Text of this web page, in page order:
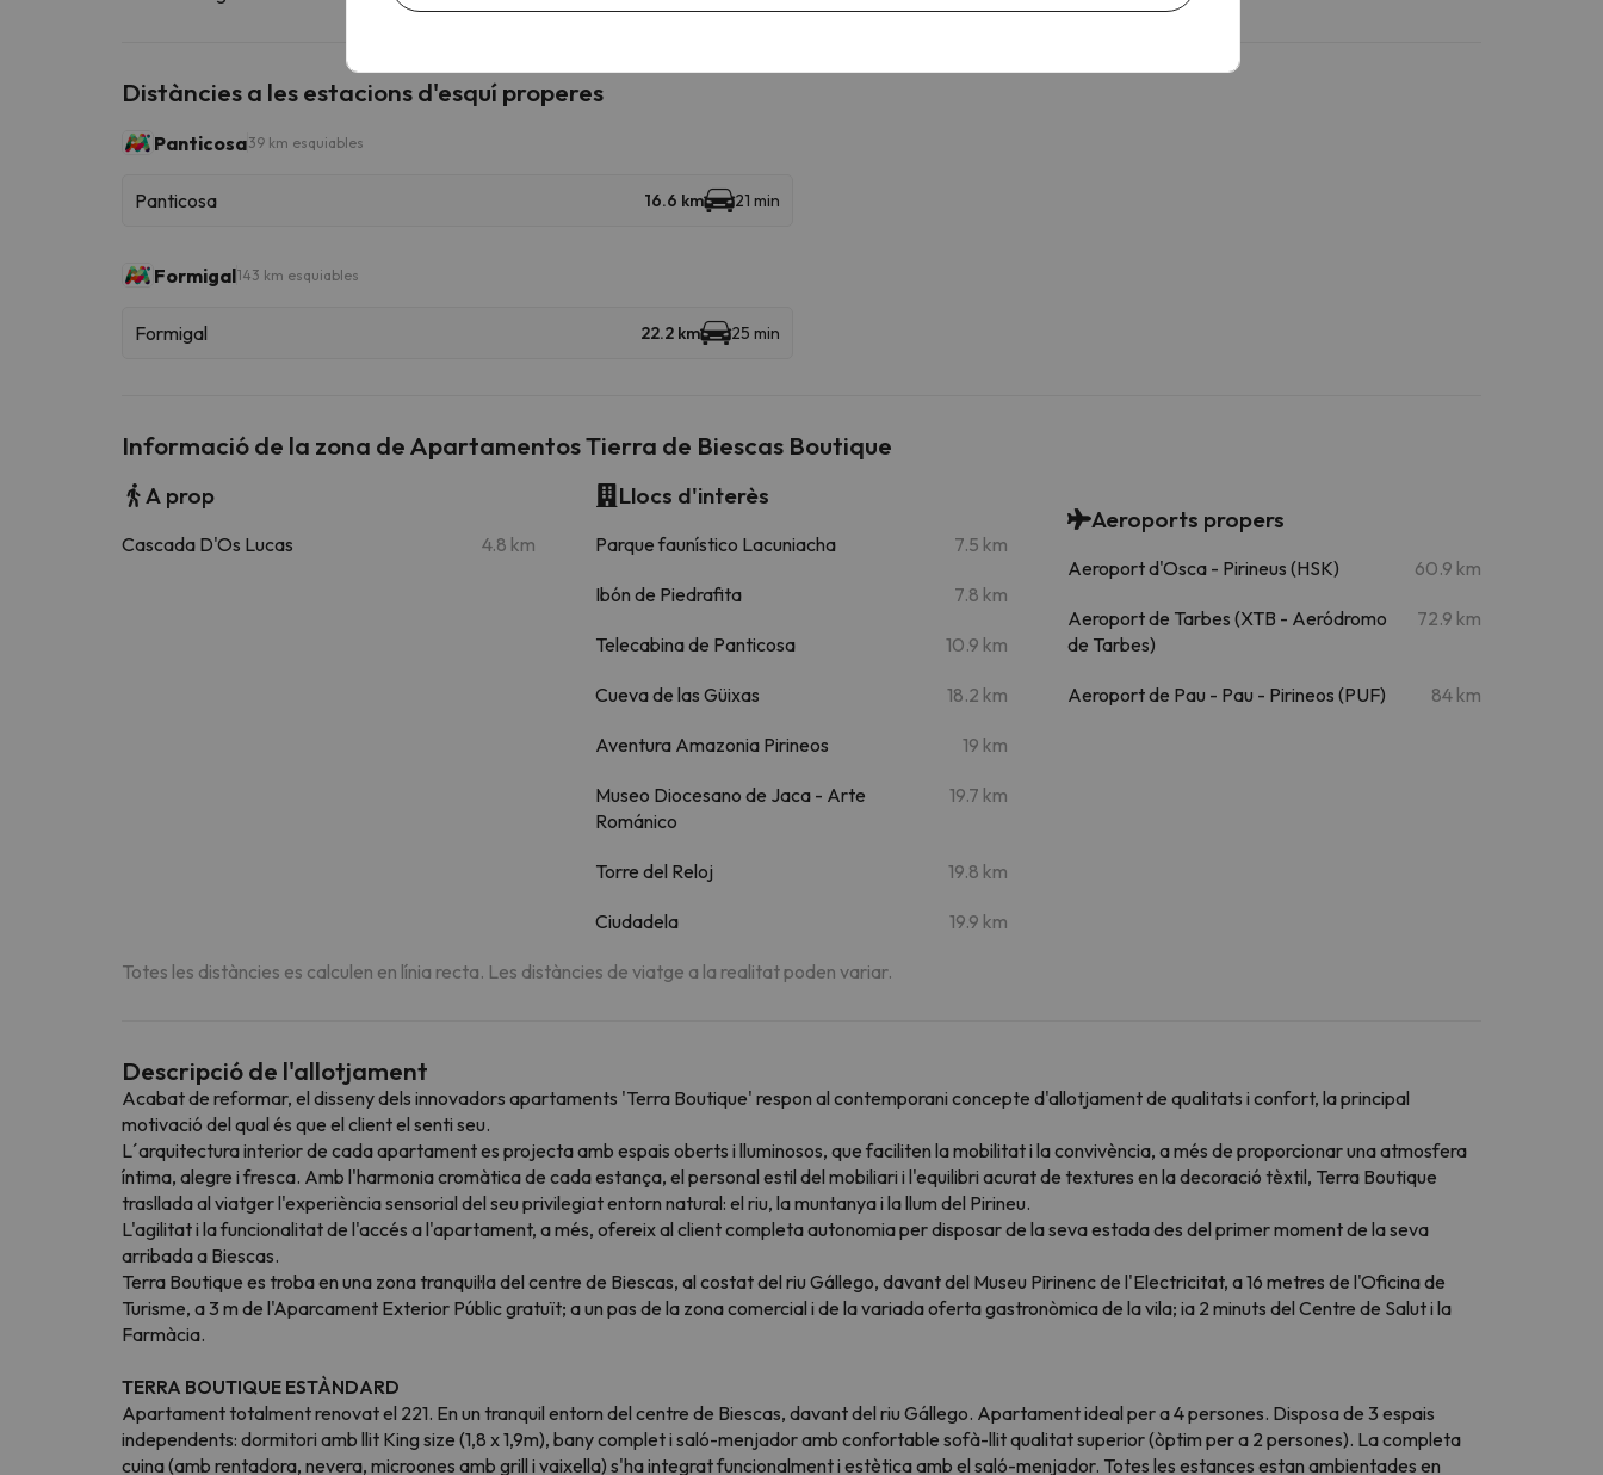
Distàncies a les estacions d'esquí properes
Panticosa39 km esquiables
Panticosa 16.6 km 21 min
Formigal143 km esquiables
Formigal 22.2 km 25 min
Informació de la zona de Apartamentos Tierra de Biescas Boutique
A prop
Cascada D'Os Lucas 4.8 km
Llocs d'interès
Parque faunístico Lacuniacha 7.5 km
Ibón de Piedrafita 7.8 km
Telecabina de Panticosa 10.9 km
Cueva de las Güixas 18.2 km
Aventura Amazonia Pirineos 19 km
Museo Diocesano de Jaca - Arte
Románico
19.7 km
Torre del Reloj 19.8 km
Ciudadela 19.9 km
Aeroports propers
Aeroport d'Osca - Pirineus (HSK) 60.9 km
Aeroport de Tarbes (XTB - Aeródromo
de Tarbes)
72.9 km
Aeroport de Pau - Pau - Pirineos (PUF) 84 km
Totes les distàncies es calculen en línia recta. Les distàncies de viatge a la realitat poden variar.
Descripció de l'allotjament
Acabat de reformar, el disseny dels innovadors apartaments 'Terra Boutique' respon al contemporani concepte d'allotjament de qualitats i confort, la principal
motivació del qual és que el client el senti seu.
L´arquitectura interior de cada apartament es projecta amb espais oberts i lluminosos, que faciliten la mobilitat i la convivència, a més de proporcionar una atmosfera
íntima, alegre i fresca. Amb l'harmonia cromàtica de cada estança, el personal estil del mobiliari i l'equilibri acurat de textures en la decoració tèxtil, Terra Boutique
trasllada al viatger l'experiència sensorial del seu privilegiat entorn natural: el riu, la muntanya i la llum del Pirineu.
L'agilitat i la funcionalitat de l'accés a l'apartament, a més, ofereix al client completa autonomia per disposar de la seva estada des del primer moment de la seva
arribada a Biescas.
Terra Boutique es troba en una zona tranquil·la del centre de Biescas, al costat del riu Gállego, davant del Museu Pirinenc de l'Electricitat, a 16 metres de l'Oficina de
Turisme, a 3 m de l'Aparcament Exterior Públic gratuït; a un pas de la zona comercial i de la variada oferta gastronòmica de la vila; ia 2 minuts del Centre de Salut i la
Farmàcia.
TERRA BOUTIQUE ESTÀNDARD
Apartament totalment renovat el 221. En un tranquil entorn del centre de Biescas, davant del riu Gállego. Apartament ideal per a 4 persones. Disposa de 3 espais
independents: dormitori amb llit King size (1,8 x 1,9m), bany complet i saló-menjador amb confortable sofà-llit qualitat superior (òptim per a 2 persones). La completa
cuina (amb rentadora, nevera, microones amb grill i vaixella) s'ha integrat funcionalment i estètica amb el saló-menjador. Totes les estances estan ambientades en